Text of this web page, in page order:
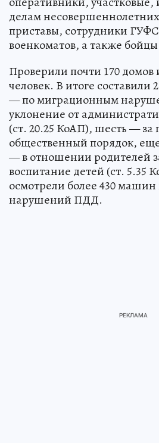
делам
приставы, сотрудники
военкоматов, а также
Проверили почти 170 домов
человек. В итоге составили
— по миграционным
уклонение от
(ст. 20.25 КоАП), шесть — за
общественный порядок,
— в отношении родителей
воспитание детей (ст. 5.35
осмотрели более 430
нарушений ПДД.